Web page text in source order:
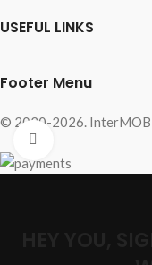
USEFUL LINKS
Footer Menu
© 2020-2026.